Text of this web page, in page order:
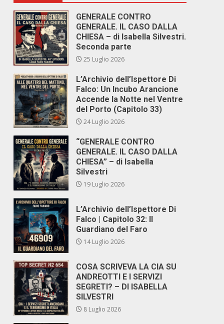
GENERALE CONTRO
GENERALE. IL CASO DALLA
CHIESA – di Isabella Silvestri.
Seconda parte
25 Luglio 2026
L’Archivio dell’Ispettore Di
Falco: Un Incubo Arancione
Accende la Notte nel Ventre
del Porto (Capitolo 33)
24 Luglio 2026
“GENERALE CONTRO
GENERALE. IL CASO DALLA
CHIESA” – di Isabella
Silvestri
19 Luglio 2026
L’Archivio dell’Ispettore Di
Falco | Capitolo 32: Il
Guardiano del Faro
14 Luglio 2026
COSA SCRIVEVA LA CIA SU
ANDREOTTI E I SERVIZI
SEGRETI? – DI ISABELLA
SILVESTRI
8 Luglio 2026